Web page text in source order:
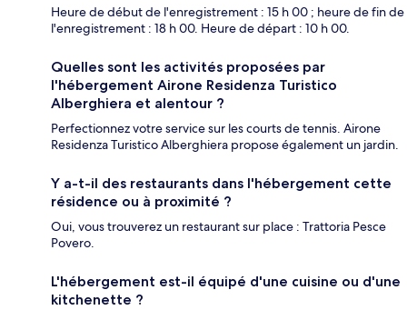
Heure de début de l'enregistrement : 15 h 00 ; heure de fin de
l'enregistrement : 18 h 00. Heure de départ : 10 h 00.
Quelles sont les activités proposées par
l'hébergement Airone Residenza Turistico
Alberghiera et alentour ?
Perfectionnez votre service sur les courts de tennis. Airone
Residenza Turistico Alberghiera propose également un jardin.
Y a-t-il des restaurants dans l'hébergement cette
résidence ou à proximité ?
Oui, vous trouverez un restaurant sur place : Trattoria Pesce
Povero.
L'hébergement est-il équipé d'une cuisine ou d'une
kitchenette ?